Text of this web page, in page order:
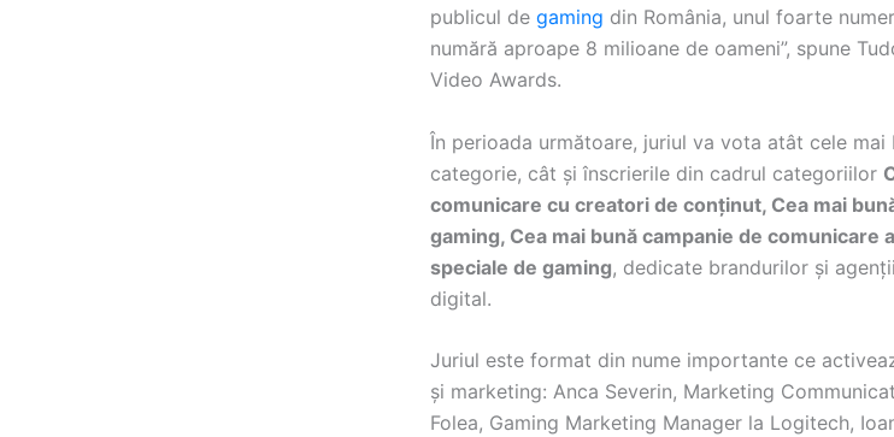
publicul de gaming din România, unul foarte
numără aproape 8 milioane de oameni”, spune
Video Awards.
În perioada următoare, juriul va vota atât cele
categorie, cât și înscrierile din cadrul categoriilor
comunicare cu creatori de conținut, Cea mai
gaming, Cea mai bună campanie de comunicare
speciale de gaming, dedicate brandurilor și
digital.
Juriul este format din nume importante ce
și marketing: Anca Severin, Marketing
Folea, Gaming Marketing Manager la Logitech,